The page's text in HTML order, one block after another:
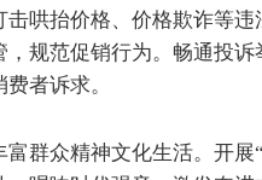
击哄抬价格、价格欺诈等违
，规范促销行为。畅通投诉
者诉求。
众精神文化生活。开展“